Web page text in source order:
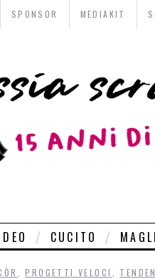
SPONSOR MEDIAKIT
CUCITO
,PROGETTI VELOCI